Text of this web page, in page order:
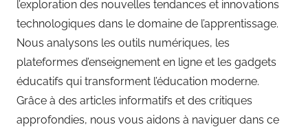
l’exploration des nouvelles tendances et innovations
technologiques dans le domaine de l’apprentissage.
Nous analysons les outils numériques, les
plateformes d’enseignement en ligne et les gadgets
éducatifs qui transforment l’éducation moderne.
Grâce à des articles informatifs et des critiques
approfondies, nous vous aidons à naviguer dans ce